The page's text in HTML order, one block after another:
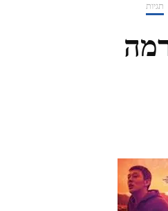
תגיות